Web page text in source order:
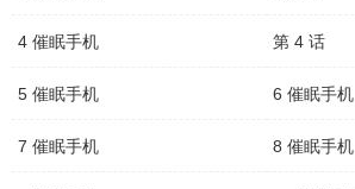
4 催眠手机 第 4 话
5 催眠手机 6 催眠手机
7 催眠手机 8 催眠手机